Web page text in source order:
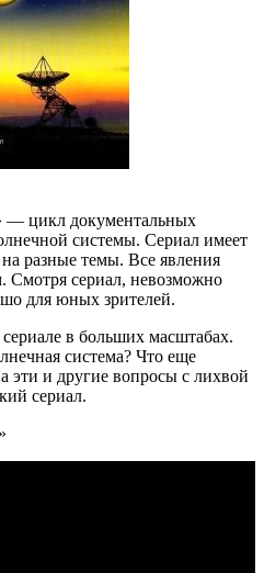
— цикл документальных
системы. Сериал имеет
разные темы. Все явления
Смотря сериал, невозможно
для юных зрителей.
в больших масштабах.
система? Что еще
эти и другие вопросы с лихвой
сериал.